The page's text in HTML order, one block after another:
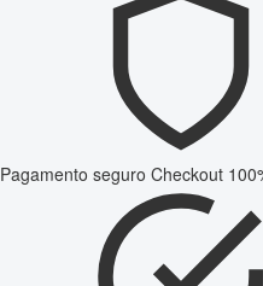
Pagamento seguro Checkout